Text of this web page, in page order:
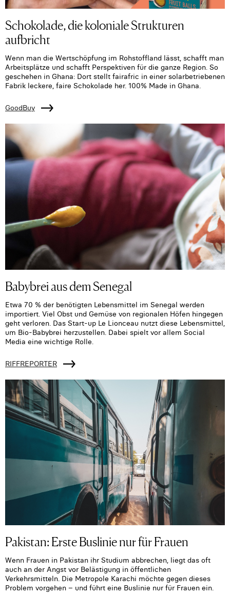
Schokolade, die koloniale Strukturen
aufbricht
Wenn man die Wertschöpfung im Rohstoffland lässt, schafft man
Arbeitsplätze und schafft Perspektiven für die ganze Region. So
geschehen in Ghana: Dort stellt fairafric in einer solarbetriebenen
Fabrik leckere, faire Schokolade her. 100% Made in Ghana.
GoodBuy
Babybrei aus dem Senegal
Etwa 70 % der benötigten Lebensmittel im Senegal werden
importiert. Viel Obst und Gemüse von regionalen Höfen hingegen
geht verloren. Das Start-up Le Lionceau nutzt diese Lebensmittel,
um Bio-Babybrei herzustellen. Dabei spielt vor allem Social
Media eine wichtige Rolle.
RIFFREPORTER
Pakistan: Erste Buslinie nur für Frauen
Wenn Frauen in Pakistan ihr Studium abbrechen, liegt das oft
auch an der Angst vor Belästigung in öffentlichen
Verkehrsmitteln. Die Metropole Karachi möchte gegen dieses
Problem vorgehen – und führt eine Buslinie nur für Frauen ein.